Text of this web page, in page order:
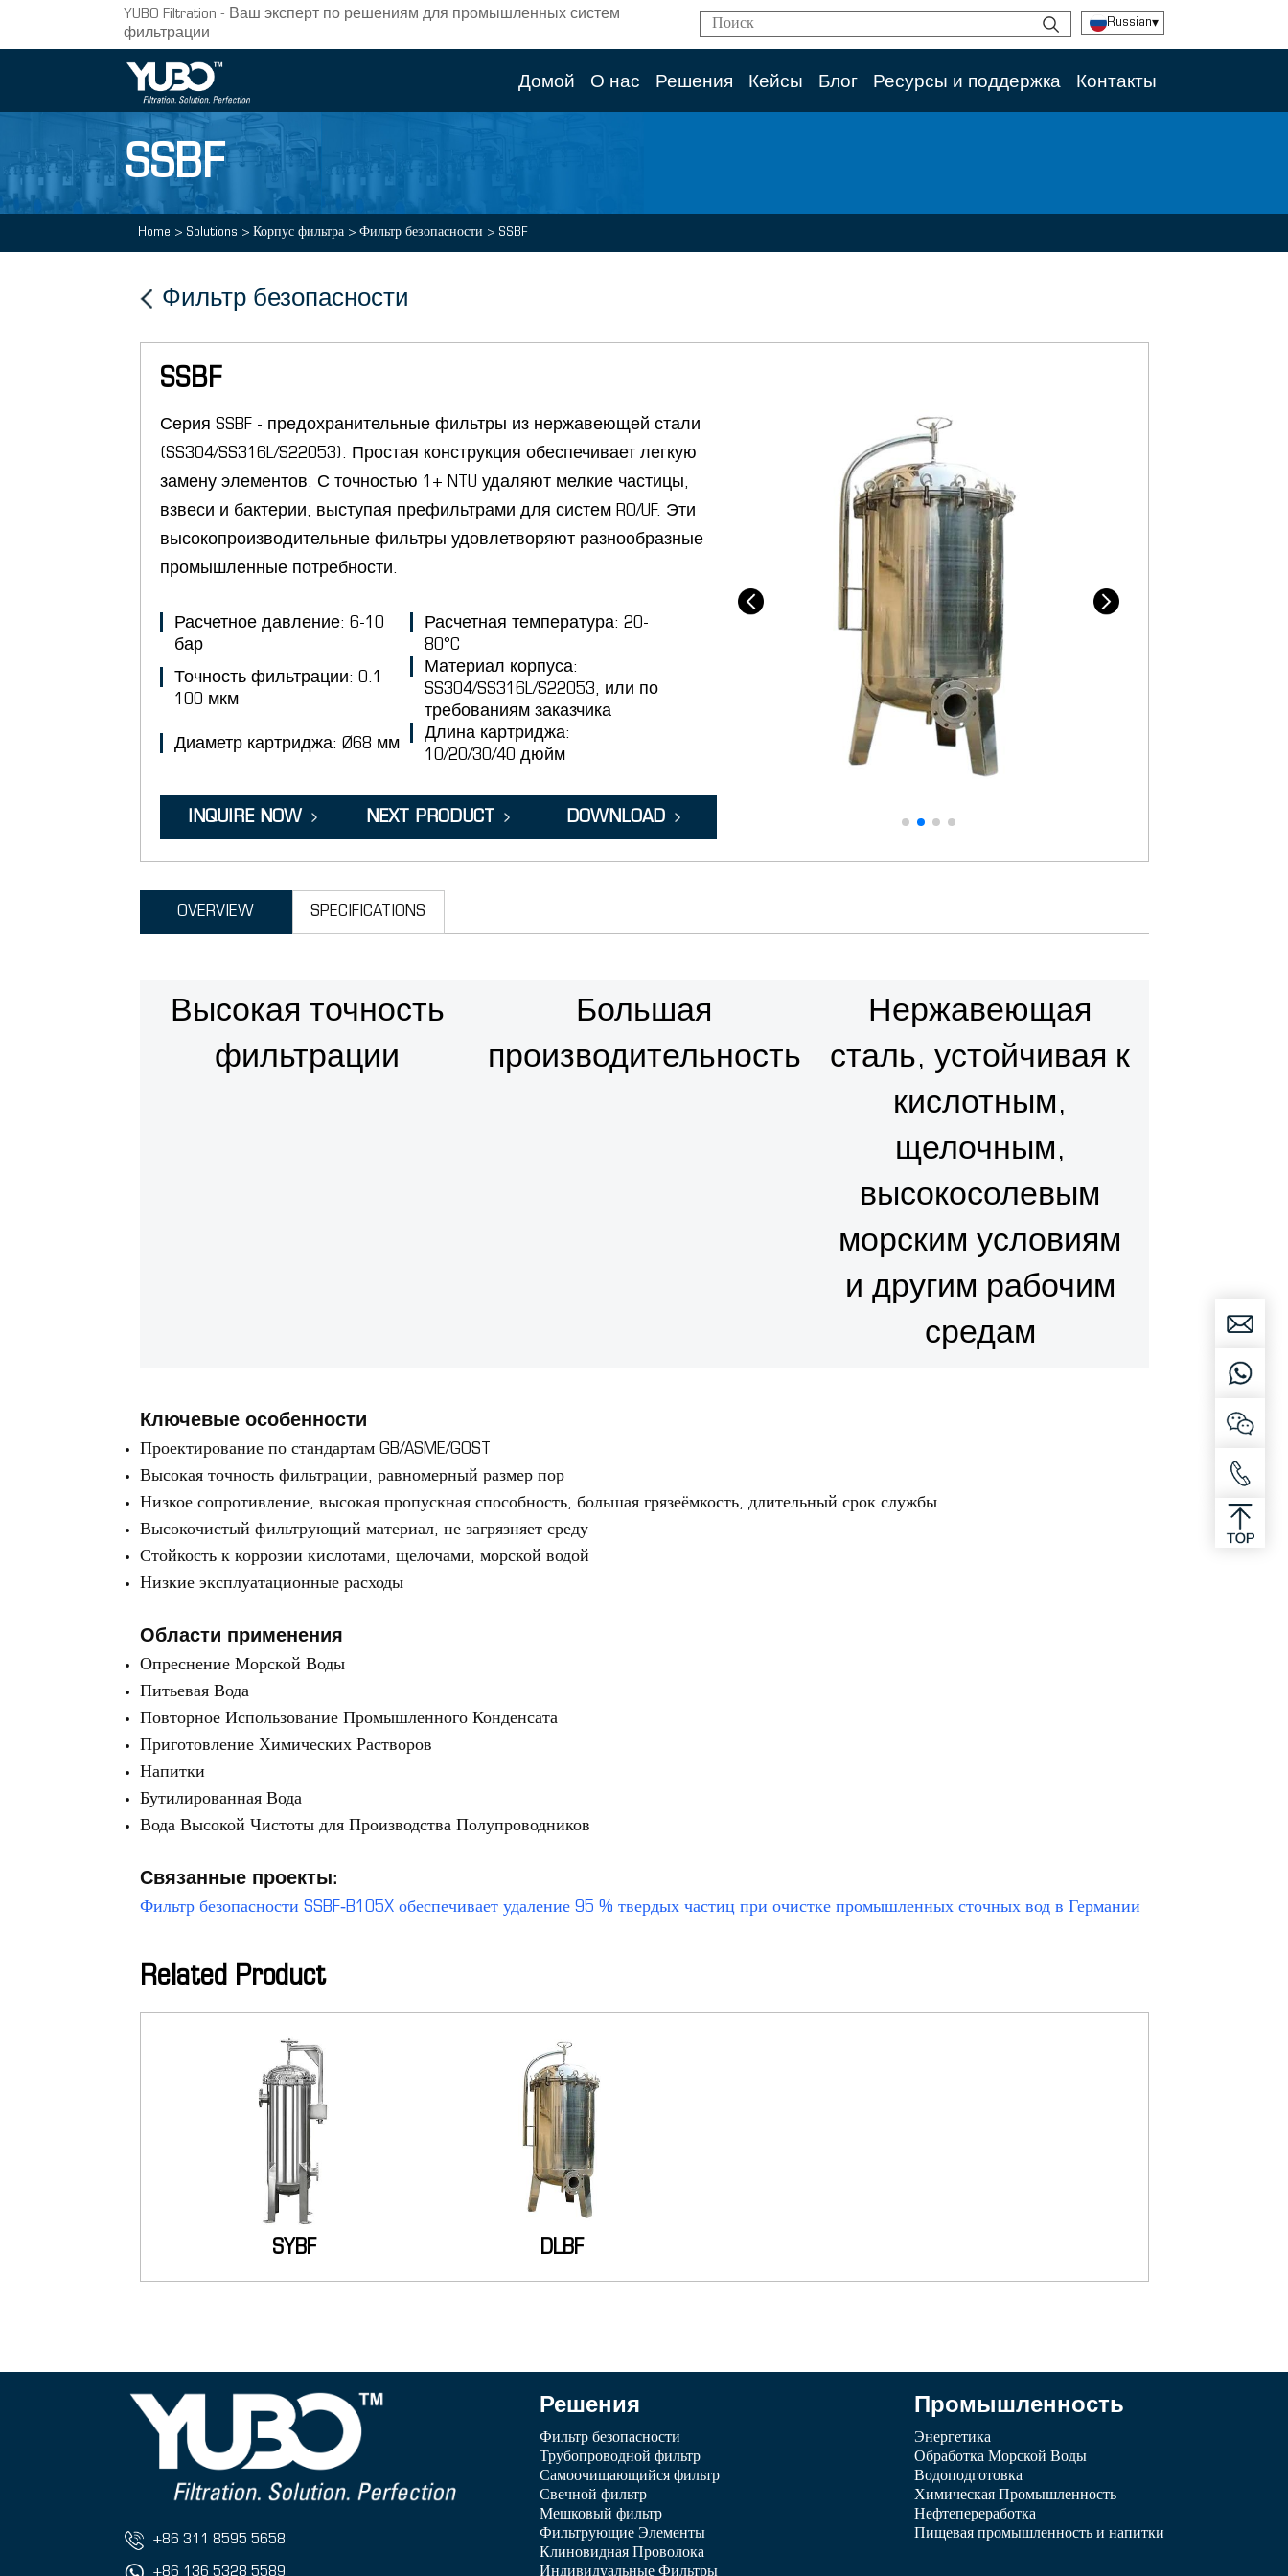
YUBO Filtration - Ваш эксперт по решениям для промышленных систем
фильтрации
Russian▾
Домой О нас Решения Кейсы Блог Ресурсы и поддержка Контакты
SSBF
Home > Solutions > Корпус фильтра > Фильтр безопасности > SSBF
Фильтр безопасности
SSBF
Серия SSBF - предохранительные фильтры из нержавеющей стали
(SS304/SS316L/S22053). Простая конструкция обеспечивает легкую
замену элементов. С точностью 1+ NTU удаляют мелкие частицы,
взвеси и бактерии, выступая префильтрами для систем RO/UF. Эти
высокопроизводительные фильтры удовлетворяют разнообразные
промышленные потребности.
Расчетное давление: 6-10
бар
Расчетная температура: 20-
80°C
Точность фильтрации: 0.1-
100 мкм
Материал корпуса:
SS304/SS316L/S22053, или по
требованиям заказчика
Диаметр картриджа: Ø68 мм
Длина картриджа:
10/20/30/40 дюйм
INQUIRE NOW NEXT PRODUCT DOWNLOAD
OVERVIEW SPECIFICATIONS
Высокая точность
фильтрации
Большая
производительность
Нержавеющая
сталь, устойчивая к
кислотным,
щелочным,
высокосолевым
морским условиям
и другим рабочим
средам
Ключевые особенности
Проектирование по стандартам GB/ASME/GOST
Высокая точность фильтрации, равномерный размер пор
Низкое сопротивление, высокая пропускная способность, большая грязеёмкость, длительный срок службы
Высокочистый фильтрующий материал, не загрязняет среду
Стойкость к коррозии кислотами, щелочами, морской водой
Низкие эксплуатационные расходы
Области применения
Опреснение Морской Воды
Питьевая Вода
Повторное Использование Промышленного Конденсата
Приготовление Химических Растворов
Напитки
Бутилированная Вода
Вода Высокой Чистоты для Производства Полупроводников
Связанные проекты:
Фильтр безопасности SSBF‑B105X обеспечивает удаление 95 % твердых частиц при очистке промышленных сточных вод в Германии
Related Product
SYBF DLBF
+86 311 8595 5658
+86 136 5328 5589
Решения
Фильтр безопасности
Трубопроводной фильтр
Самоочищающийся фильтр
Свечной фильтр
Мешковый фильтр
Фильтрующие Элементы
Клиновидная Проволока
Индивидуальные Фильтры
Промышленность
Энергетика
Обработка Морской Воды
Водоподготовка
Химическая Промышленность
Нефтепереработка
Пищевая промышленность и напитки